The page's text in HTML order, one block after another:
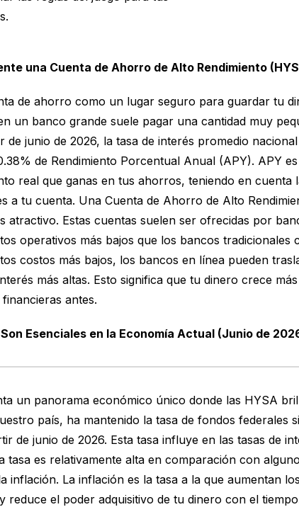
una Cuenta de Ahorro de Alto Rendimiento
de ahorro como un lugar seguro para guardar tu
un banco grande suele pagar una cantidad muy
de junio de 2026, la tasa de interés promedio
de Rendimiento Porcentual Anual (APY). APY
real que ganas en tus ahorros, teniendo en
a tu cuenta. Una Cuenta de Ahorro de Alto
atractivo. Estas cuentas suelen ser ofrecidas por
operativos más bajos que los bancos tradicionales
costos más bajos, los bancos en línea pueden
más altas. Esto significa que tu dinero crece
antes.
Esenciales en la Economía Actual (Junio de
un panorama económico único donde las HYSA
país, ha mantenido la tasa de fondos federales
de junio de 2026. Esta tasa influye en las tasas de
tasa es relativamente alta en comparación con
inflación. La inflación es la tasa a la que aumentan
reduce el poder adquisitivo de tu dinero con el